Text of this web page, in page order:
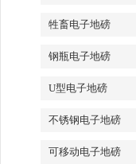
牲畜电子地磅
钢瓶电子地磅
U型电子地磅
不锈钢电子地磅
可移动电子地磅